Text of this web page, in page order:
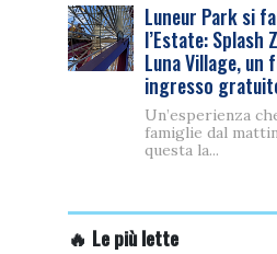
Luneur Park si
l’Estate: Splash
Luna Village, un
ingresso
Un’esperienza
famiglie dal
questa la...
🔥 Le più lette